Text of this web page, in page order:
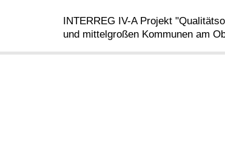
INTERREG IV-A Projekt
und mittelgroßen Kommunen am